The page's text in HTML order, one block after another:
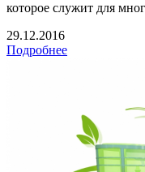
которое служит для
29.12.2016
Подробнее